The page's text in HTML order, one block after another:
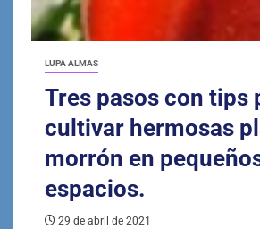
LUPA ALMAS
Tres pasos con tips
cultivar hermosas
morrón en
espacios.
29 de abril de 2021